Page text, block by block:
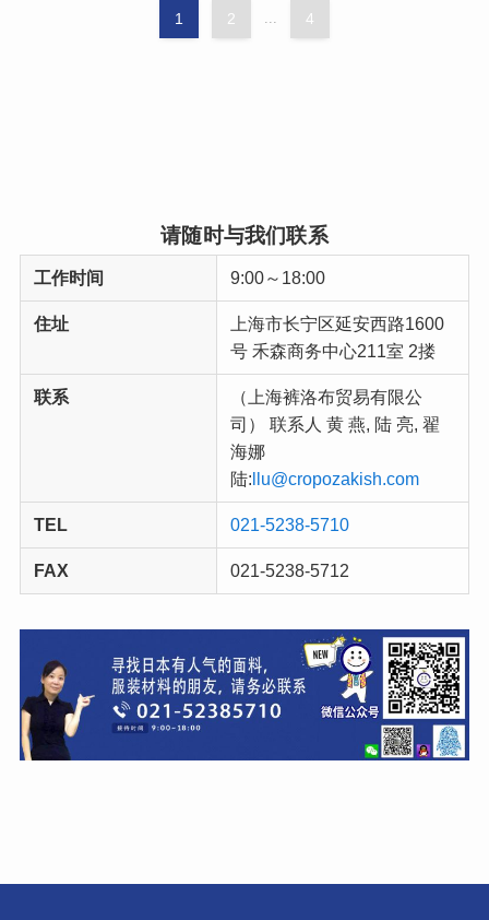
1 2 4
请随时与我们联系
工作时间 9:00～18:00
住址
上海市长宁区延安西路1600
号 禾森商务中心211室 2搂
联系
（上海裤洛布贸易有限公
司） 联系人 黄 燕, 陆 亮, 翟
海娜
陆:llu@cropozakish.com
TEL 021-5238-5710
FAX 021-5238-5712